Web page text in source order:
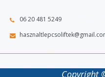
06 20 481 5249
Copyright